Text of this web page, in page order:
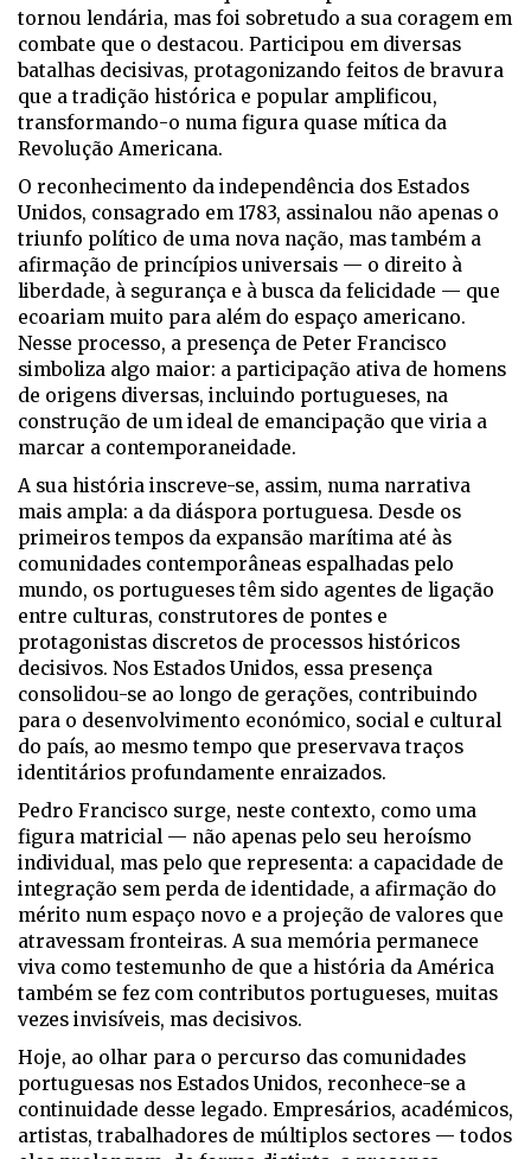
tornou lendária, mas foi sobretudo a sua coragem em
combate que o destacou. Participou em diversas
batalhas decisivas, protagonizando feitos de bravura
que a tradição histórica e popular amplificou,
transformando-o numa figura quase mítica da
Revolução Americana.
O reconhecimento da independência dos Estados
Unidos, consagrado em 1783, assinalou não apenas o
triunfo político de uma nova nação, mas também a
afirmação de princípios universais — o direito à
liberdade, à segurança e à busca da felicidade — que
ecoariam muito para além do espaço americano.
Nesse processo, a presença de Peter Francisco
simboliza algo maior: a participação ativa de homens
de origens diversas, incluindo portugueses, na
construção de um ideal de emancipação que viria a
marcar a contemporaneidade.
A sua história inscreve-se, assim, numa narrativa
mais ampla: a da diáspora portuguesa. Desde os
primeiros tempos da expansão marítima até às
comunidades contemporâneas espalhadas pelo
mundo, os portugueses têm sido agentes de ligação
entre culturas, construtores de pontes e
protagonistas discretos de processos históricos
decisivos. Nos Estados Unidos, essa presença
consolidou-se ao longo de gerações, contribuindo
para o desenvolvimento económico, social e cultural
do país, ao mesmo tempo que preservava traços
identitários profundamente enraizados.
Pedro Francisco surge, neste contexto, como uma
figura matricial — não apenas pelo seu heroísmo
individual, mas pelo que representa: a capacidade de
integração sem perda de identidade, a afirmação do
mérito num espaço novo e a projeção de valores que
atravessam fronteiras. A sua memória permanece
viva como testemunho de que a história da América
também se fez com contributos portugueses, muitas
vezes invisíveis, mas decisivos.
Hoje, ao olhar para o percurso das comunidades
portuguesas nos Estados Unidos, reconhece-se a
continuidade desse legado. Empresários, académicos,
artistas, trabalhadores de múltiplos sectores — todos